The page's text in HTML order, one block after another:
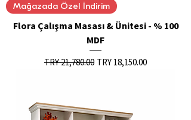
Mağazada Özel İndirim
Flora Çalışma Masası & Ünitesi - % 100
MDF
Regular Price
TRY 21,780.00 Sale Price
TRY 18,150.00